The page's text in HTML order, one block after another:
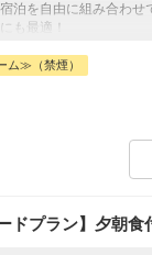
泊を自由に組み合わ
も最適！
安心のJALまたは（
でレンタカーや現地交
ト ルーセントタカミヤ
前には蔵王中央ロープ
キング、冬はスキーに
ム≫（禁煙）
ードプラン】夕朝